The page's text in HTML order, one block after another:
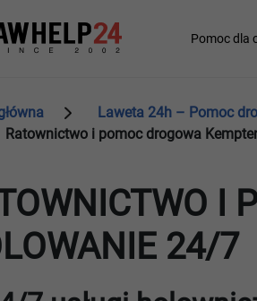
Main
Pomoc dla
Laweta 24h – Pomoc
Ratownictwo i pomoc drogowa
I
24/7